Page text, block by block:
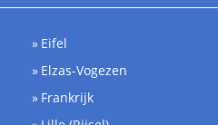
Eifel
Elzas-Vogezen
Frankrijk